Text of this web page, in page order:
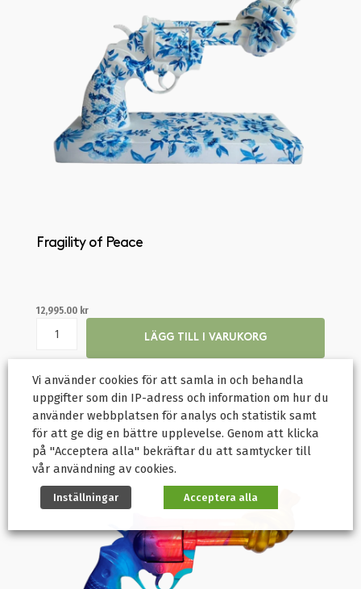
Fragility of Peace
12,995.00 kr
LÄGG TILL I VARUKORG
Vi använder cookies för att samla in och behandla
uppgifter som din IP-adress och information om hur du
använder webbplatsen för analys och statistik samt
för att ge dig en bättre upplevelse. Genom att klicka
på "Acceptera alla" bekräftar du att samtycker till
vår användning av cookies.
Inställningar Acceptera alla